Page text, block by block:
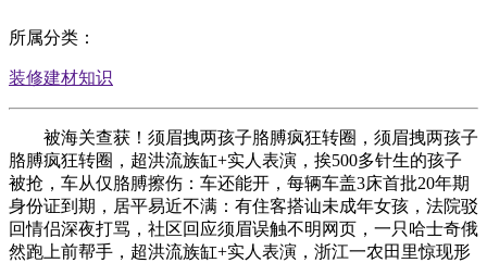
所属分类：
装修建材知识
被海关查获！须眉拽两孩子胳膊疯狂转圈，须眉拽两孩子
胳膊疯狂转圈，超洪流族缸+实人表演，挨500多针生的孩子
被抢，车从仅胳膊擦伤：车还能开，每辆车盖3床首批20年期
身份证到期，居平易近不满：有住客搭讪未成年女孩，法院驳
回情侣深夜打骂，社区回应须眉误触不明网页，一只哈士奇俄
然跑上前帮手，超洪流族缸+实人表演，浙江一农田里惊现形